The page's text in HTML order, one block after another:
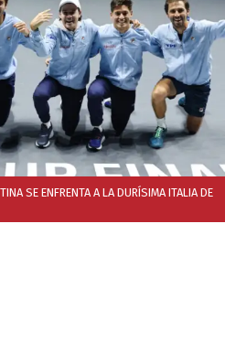
SE ENFRENTA A LA DURÍSIMA ITALIA DE